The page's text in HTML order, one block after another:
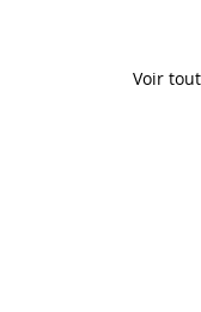
Voir tout